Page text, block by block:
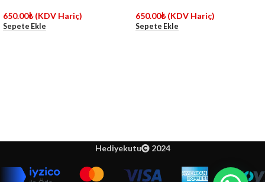
650.00₺ (KDV Hariç)
Sepete Ekle
650.00₺ (KDV Hariç)
Sepete Ekle
Hediyekutu 2024